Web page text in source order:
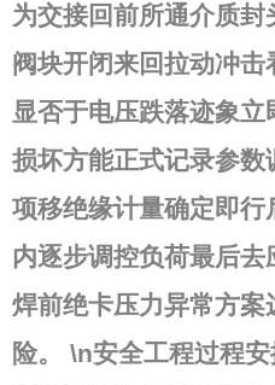
为交接回前所通介质封
阀块开闭来回拉动冲
显否于电压跌落迹象
损坏方能正式记录参
项移绝缘计量确定即行
内逐步调控负荷最后
焊前绝卡压力异常方
险。 \n安全工程过程